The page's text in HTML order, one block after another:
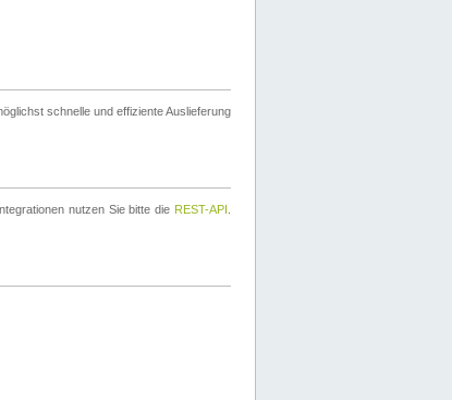
schnelle und effiziente Auslieferung
nutzen Sie bitte die REST-API